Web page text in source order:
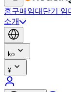
홈구매 임대 단기 임
소개
ko
¥